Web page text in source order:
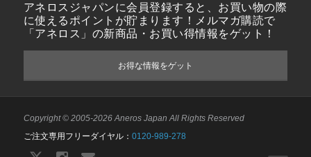
アネロスジャパンに会員登録すると、お買い物の際
に使えるポイントが貯まります！メルマガ購読で
「アネロス」の新商品・お買い得情報をゲット！
お得な情報をゲット
Copyright © 2005-2026 Aneros Japan All Rights Reserved
ご注文専用フリーダイヤル： 0120-989-278